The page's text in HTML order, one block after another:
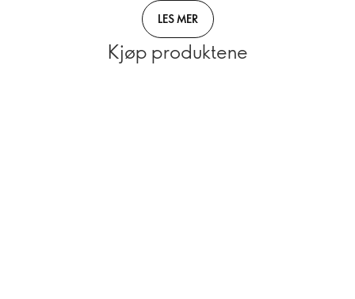
LES MER
Kjøp produktene